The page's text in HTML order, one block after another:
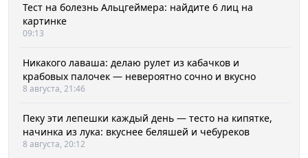
Тест на болезнь Альцгеймера: найдите 6 лиц на
картинке
09:13
Никакого лаваша: делаю рулет из кабачков и
крабовых палочек — невероятно сочно и вкусно
8 августа, 21:46
Пеку эти лепешки каждый день — тесто на кипятке,
начинка из лука: вкуснее беляшей и чебуреков
8 августа, 20:12